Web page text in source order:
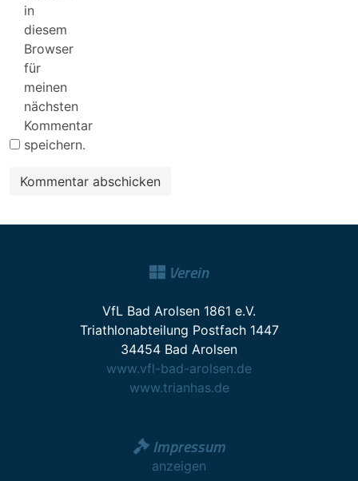
in
diesem
Browser
für
meinen
nächsten
Kommentar
speichern.
Verein
VfL Bad Arolsen 1861 e.V.
Triathlonabteilung Postfach 1447
34454 Bad Arolsen
www.vfl-bad-arolsen.de
www.trianhas.de
Impressum
anzeigen